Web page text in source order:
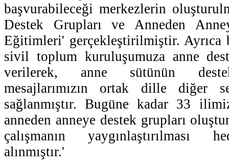
başvurabileceği merkezlerin
Destek Grupları ve Anneden
Eğitimleri' gerçekleştirilmiştir. Ayrıca
sivil toplum kuruluşumuza anne
verilerek, anne sütünün
mesajlarımızın ortak dille diğer
sağlanmıştır. Bugüne kadar 33
anneden anneye destek grupları
çalışmanın yaygınlaştırılması
alınmıştır.'